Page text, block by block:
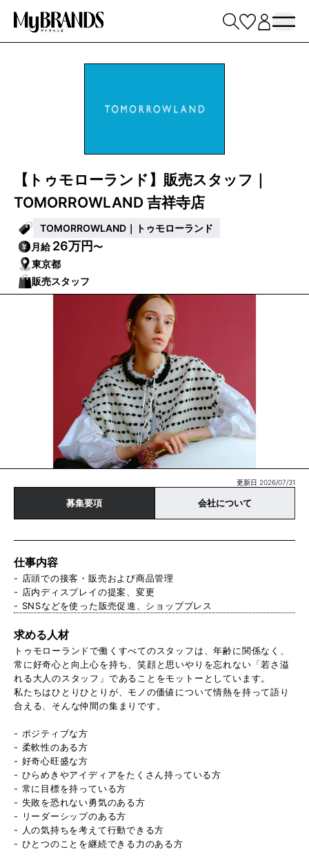
【トゥモローランド】販売スタッフ｜
TOMORROWLAND 吉祥寺店
TOMORROWLAND｜トゥモローランド
月給26万円〜
東京都
販売スタッフ
更新日 2026/07/31
募集要項 会社について
仕事内容
- 店頭での接客・販売および商品管理
- 店内ディスプレイの提案、変更
- SNSなどを使った販売促進、ショッププレス
求める人材
トゥモローランドで働くすべてのスタッフは、年齢に関係なく、
常に好奇心と向上心を持ち、笑顔と思いやりを忘れない「若さ溢
れる大人のスタッフ」であることをモットーとしています。
私たちはひとりひとりが、モノの価値について情熱を持って語り
合える、そんな仲間の集まりです。
- ポジティブな方
- 柔軟性のある方
- 好奇心旺盛な方
- ひらめきやアイディアをたくさん持っている方
- 常に目標を持っている方
- 失敗を恐れない勇気のある方
- リーダーシップのある方
- 人の気持ちを考えて行動できる方
- ひとつのことを継続できる力のある方